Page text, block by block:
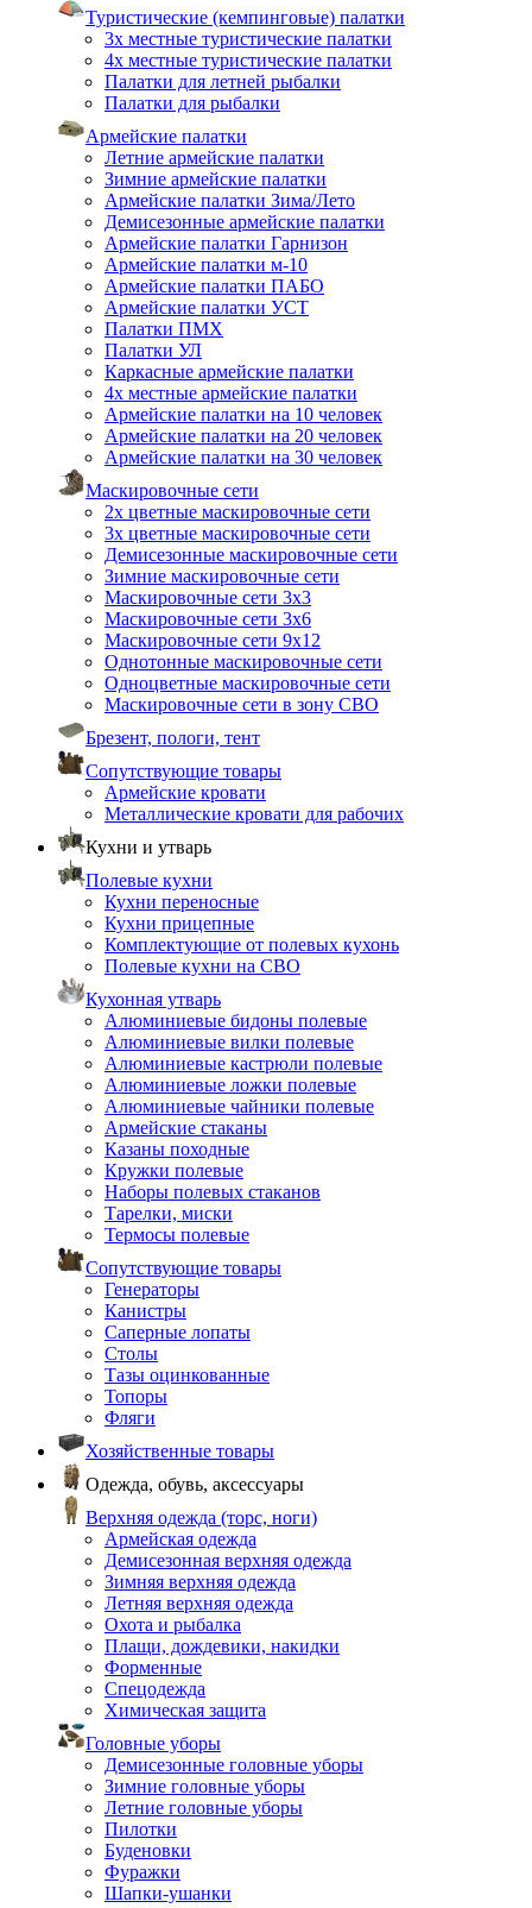
Туристические (кемпинговые) палатки
3х местные туристические палатки
4х местные туристические палатки
Палатки для летней рыбалки
Палатки для рыбалки
Армейские палатки
Летние армейские палатки
Зимние армейские палатки
Армейские палатки Зима/Лето
Демисезонные армейские палатки
Армейские палатки Гарнизон
Армейские палатки м-10
Армейские палатки ПАБО
Армейские палатки УСТ
Палатки ПМХ
Палатки УЛ
Каркасные армейские палатки
4х местные армейские палатки
Армейские палатки на 10 человек
Армейские палатки на 20 человек
Армейские палатки на 30 человек
Маскировочные сети
2х цветные маскировочные сети
3х цветные маскировочные сети
Демисезонные маскировочные сети
Зимние маскировочные сети
Маскировочные сети 3х3
Маскировочные сети 3х6
Маскировочные сети 9х12
Однотонные маскировочные сети
Одноцветные маскировочные сети
Маскировочные сети в зону СВО
Брезент, пологи, тент
Сопутствующие товары
Армейские кровати
Металлические кровати для рабочих
Кухни и утварь
Полевые кухни
Кухни переносные
Кухни прицепные
Комплектующие от полевых кухонь
Полевые кухни на СВО
Кухонная утварь
Алюминиевые бидоны полевые
Алюминиевые вилки полевые
Алюминиевые кастрюли полевые
Алюминиевые ложки полевые
Алюминиевые чайники полевые
Армейские стаканы
Казаны походные
Кружки полевые
Наборы полевых стаканов
Тарелки, миски
Термосы полевые
Сопутствующие товары
Генераторы
Канистры
Саперные лопаты
Столы
Тазы оцинкованные
Топоры
Фляги
Хозяйственные товары
Одежда, обувь, аксессуары
Верхняя одежда (торс, ноги)
Армейская одежда
Демисезонная верхняя одежда
Зимняя верхняя одежда
Летняя верхняя одежда
Охота и рыбалка
Плащи, дождевики, накидки
Форменные
Спецодежда
Химическая защита
Головные уборы
Демисезонные головные уборы
Зимние головные уборы
Летние головные уборы
Пилотки
Буденовки
Фуражки
Шапки-ушанки